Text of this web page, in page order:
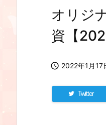
オリジ
資【
 2022年1月17
Twitter